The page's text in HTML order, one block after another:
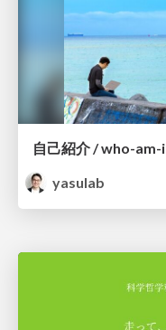
自己紹介 / who-am-i
yasulab